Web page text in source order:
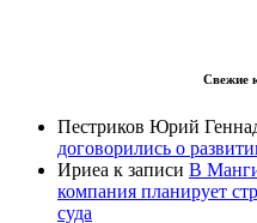
Свежие
Пестриков Юрий
договорились о
Ириеа к записи В
компания планирует
суда